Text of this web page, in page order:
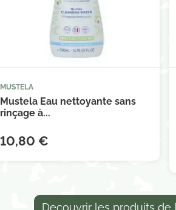
 
MUSTELA
Mustela Eau nettoyante sans
rinçage à...
10,80 €
Decouvrir les produits de